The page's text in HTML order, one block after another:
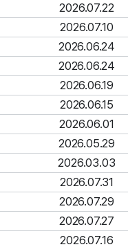
2026.07.22
2026.07.10
2026.06.24
2026.06.24
2026.06.19
2026.06.15
2026.06.01
2026.05.29
2026.03.03
2026.07.31
2026.07.29
2026.07.27
2026.07.16